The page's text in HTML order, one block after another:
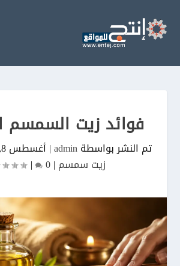
فوائد زيت السمسم
تم النشر بواسطةadmin
| أغسطس 8, 2012
زيت سمسم |
0
|